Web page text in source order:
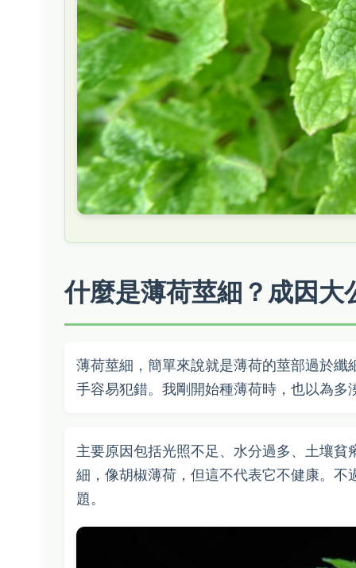
什麼是薄荷莖細？成因大
薄荷莖細，簡單來說就是薄荷的莖部過於
手容易犯錯。我剛開始種薄荷時，也以為
主要原因包括光照不足、水分過多、土壤
細，像胡椒薄荷，但這不代表它不健康。
題。